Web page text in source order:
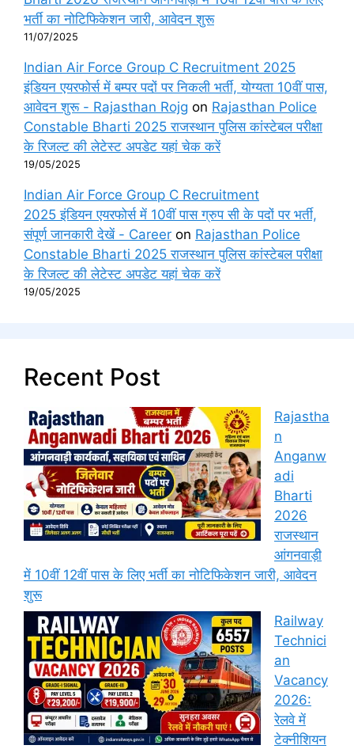
भर्ती का नोटिफिकेशन जारी, आवेदन शुरू
11/07/2025
Indian Air Force Group C Recruitment 2025
इंडियन एयरफोर्स में बम्पर पदों पर निकली भर्ती, योग्यता 10वीं पास,
आवेदन शुरू - Rajasthan Rojg on Rajasthan Police
Constable Bharti 2025 राजस्थान पुलिस कांस्टेबल परीक्षा
के रिजल्ट की लेटेस्ट अपडेट यहां चेक करें
19/05/2025
Indian Air Force Group C Recruitment
2025 इंडियन एयरफोर्स में 10वीं पास ग्रुप सी के पदों पर भर्ती,
संपूर्ण जानकारी देखें - Career on Rajasthan Police
Constable Bharti 2025 राजस्थान पुलिस कांस्टेबल परीक्षा
के रिजल्ट की लेटेस्ट अपडेट यहां चेक करें
19/05/2025
Recent Post
Rajastha
n
Anganw
adi
Bharti
2026
राजस्थान
आंगनवाड़ी
में 10वीं 12वीं पास के लिए भर्ती का नोटिफिकेशन जारी, आवेदन
शुरू
Railway
Technici
an
Vacancy
2026:
रेलवे में
टेक्नीशियन